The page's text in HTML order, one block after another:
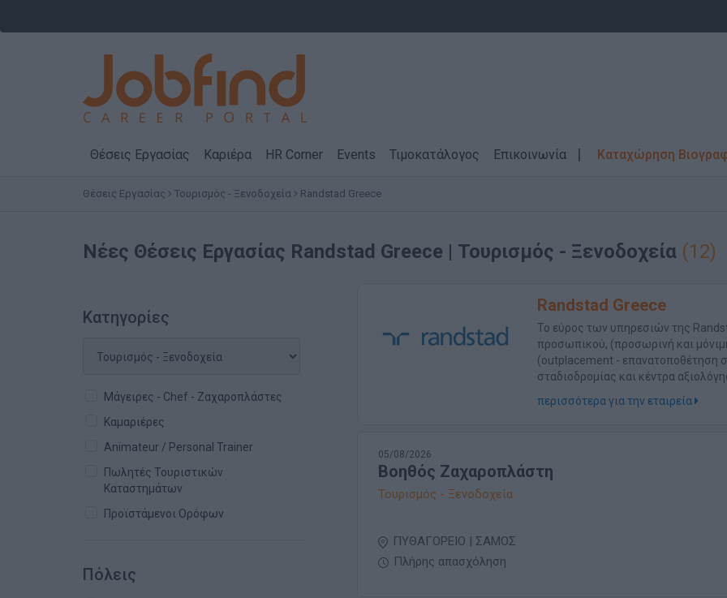
Θέσεις Εργασίας Καριέρα HR Corner Events Τιμοκατάλογος Επικοινωνία Καταχώρηση
Θέσεις Εργασίας Τουρισμός - Ξενοδοχεία Randstad Greece
Νέες Θέσεις Εργασίας Randstad Greece | Τουρισμός - Ξενοδοχεία (12)
Κατηγορίες
Μάγειρες - Chef - Ζαχαροπλάστες
Καμαριέρες
Animateur / Personal Trainer
Πωλητές Τουριστικών
Καταστημάτων
Προϊστάμενοι Ορόφων
Πόλεις
Randstad Greece
Το εύρος των υπηρεσιών της
προσωπικού, (προσωρινή και
(outplacement - επανατοποθέτηση
σταδιοδρομίας και κέντρα
περισσότερα για την εταιρεία
05/08/2026
Βοηθός Ζαχαροπλάστη
Τουρισμός - Ξενοδοχεία
ΠΥΘΑΓΟΡΕΙΟ | ΣΑΜΟΣ
Πλήρης απασχόληση